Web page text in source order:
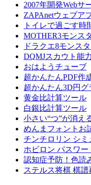
2007年開発Webサ
ZAPAnetウェブア
トイレで過ごす時
MOTHER3モンス
ドラクエ8モンス
DQMJスカウト能
おはようチューブ
超かんたんPDF作
超かんたん3D円グ
黄金比計算ツール
白銀比計算ツール
小さい“つ”が消え
めんまフォントお
チンチロリン シミ
ホビロン パスワ
認知症予防！色読
ステルス将棋 棋譜